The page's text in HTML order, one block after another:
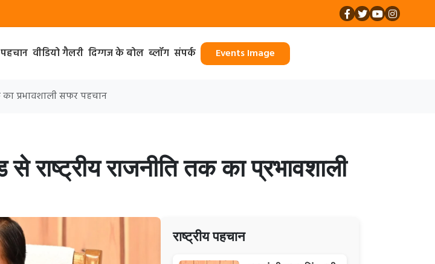
पहचान वीडियो गैलरी दिग्गज के बोल ब्लॉग संपर्क Events Image
का प्रभावशाली सफर पहचान
राष्ट्रीय राजनीति तक का प्रभावशाली
राष्ट्रीय पहचान